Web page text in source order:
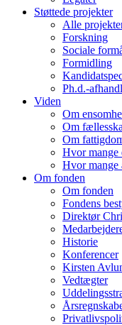
Støttede projekter
Alle
Forskning
Sociale
Formidling
Ph.d.-
Viden
Om
Om
Om
Hvor mange
Hvor mange
Om fonden
Om fonden
Fondens
Direktør
Historie
Konferencer
Kirsten
Vedtægter